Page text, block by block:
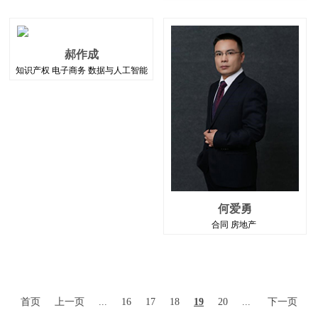
郝作成
知识产权 电子商务 数据与人工智能
何爱勇
合同 房地产
首页 上一页 16 17 18 19 20 下一页